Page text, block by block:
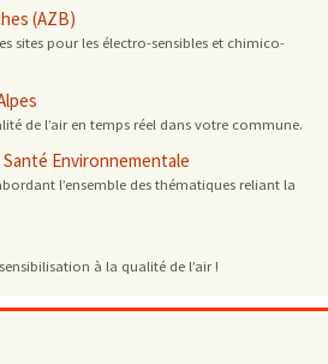
(AZB)
sites pour les électro-sensibles et chimico-
de l’air en temps réel dans votre commune.
Environnementale
l’ensemble des thématiques reliant la
à la qualité de l’air !